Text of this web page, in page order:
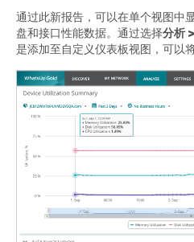
通过此新报告，可以在单个视图中
盘和接口性能数据。通过选择分析
是添加至自定义仪表板视图，可以